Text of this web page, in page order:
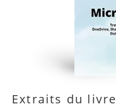
Extraits du livre